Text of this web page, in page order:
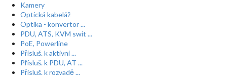
Kamery
Optická kabeláž
Optika - konvertor ...
PDU, ATS, KVM swit ...
PoE, Powerline
Přísluš. k aktivní ...
Přísluš. k PDU, AT ...
Přísluš. k rozvadě ...